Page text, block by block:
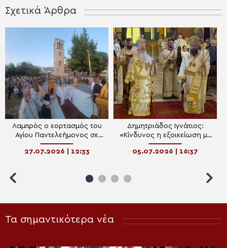
Σχετικά Άρθρα
Λαμπρός ο εορτασμός του
Αγίου Παντελεήμονος σε
Βόλο και Αγιά
27.07.2026 | 12:33
Δημητριάδος Ιγνάτιος:
«Κίνδυνος η εξοικείωση με
τη βία» – Αρχιερατικό
Συλλείτουργο στην Κορυτσά
05.07.2026 | 16:37
Τα σημαντικότερα νέα